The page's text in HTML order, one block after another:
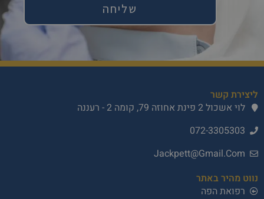
שליחה
ליצירת קשר
לוי אשכול 2 פינת אחוזה 79, קומה 2 - רעננה
072-3305303
Jackpett@Gmail.Com
נווט מהיר באתר
רפואת הפה